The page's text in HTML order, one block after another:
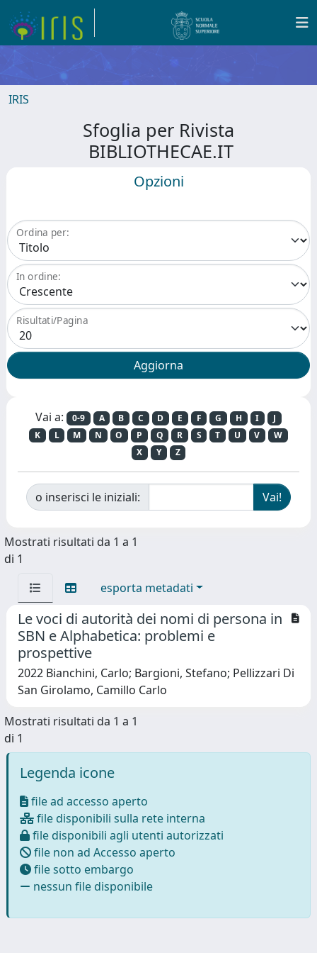
IRIS
Sfoglia per Rivista
BIBLIOTHECAE.IT
Opzioni
Ordina per:
In ordine:
Risultati/Pagina
Vai a: 0-9 A B C D E F G H I
J
K
L M N O P Q R S T U V
W
X
Y Z
o inserisci le iniziali:
Mostrati risultati da 1 a 1
di 1
esporta metadati
Le voci di autorità dei nomi di persona in
SBN e Alphabetica: problemi e
prospettive
2022 Bianchini, Carlo; Bargioni, Stefano; Pellizzari Di
San Girolamo, Camillo Carlo
Mostrati risultati da 1 a 1
di 1
Legenda icone
file ad accesso aperto
file disponibili sulla rete interna
file disponibili agli utenti autorizzati
file non ad Accesso aperto
file sotto embargo
nessun file disponibile